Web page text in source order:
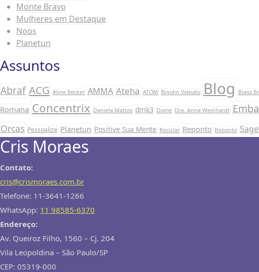
Monte Bravo
Mulheres em Destaque
Noos
Planetun
Assuntos
Abraf ACG Aline Becker AMMA Ateha ATOM Bigolin Volpato Blog Brass
Romana Concentrix Daniela Mattos dmk3 Dome Dra. Anna Weinhardt
Orcas Pessoalize Planetun Positive Sua Mente Reciclar Reponto Reponto
Cris Moraes
Contato:
cris@crismoraes.com.br
Telefone: 11-3641-1266
WhatsApp: 11 98585-6370
Endereço:
Av. Queiroz Filho, 1560 – Cj. 204
Vila Leopoldina – São Paulo/SP
CEP: 05319-000